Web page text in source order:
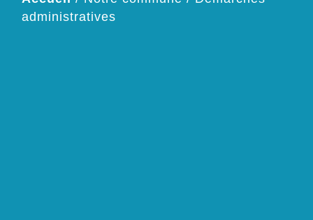
administratives